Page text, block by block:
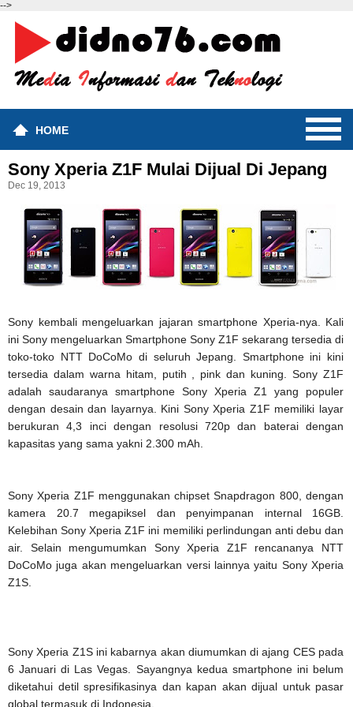
-->
HOME
Sony Xperia Z1F Mulai Dijual Di Jepang
Dec 19, 2013
Sony kembali mengeluarkan jajaran smartphone Xperia-nya. Kali
ini Sony mengeluarkan Smartphone Sony Z1F sekarang tersedia di
toko-toko NTT DoCoMo di seluruh Jepang. Smartphone ini kini
tersedia dalam warna hitam, putih , pink dan kuning. Sony Z1F
adalah saudaranya smartphone Sony Xperia Z1 yang populer
dengan desain dan layarnya. Kini Sony Xperia Z1F memiliki layar
berukuran 4,3 inci dengan resolusi 720p dan baterai dengan
kapasitas yang sama yakni 2.300 mAh.
Sony Xperia Z1F menggunakan chipset Snapdragon 800, dengan
kamera 20.7 megapiksel dan penyimpanan internal 16GB.
Kelebihan Sony Xperia Z1F ini memiliki perlindungan anti debu dan
air. Selain mengumumkan Sony Xperia Z1F rencananya NTT
DoCoMo juga akan mengeluarkan versi lainnya yaitu Sony Xperia
Z1S.
Sony Xperia Z1S ini kabarnya akan diumumkan di ajang CES pada
6 Januari di Las Vegas. Sayangnya kedua smartphone ini belum
diketahui detil spresifikasinya dan kapan akan dijual untuk pasar
global termasuk di Indonesia.